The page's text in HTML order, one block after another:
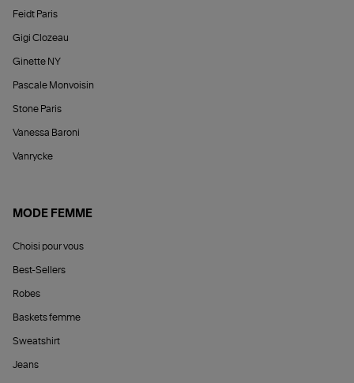
Feidt Paris
Gigi Clozeau
Ginette NY
Pascale Monvoisin
Stone Paris
Vanessa Baroni
Vanrycke
MODE FEMME
Choisi pour vous
Best-Sellers
Robes
Baskets femme
Sweatshirt
Jeans